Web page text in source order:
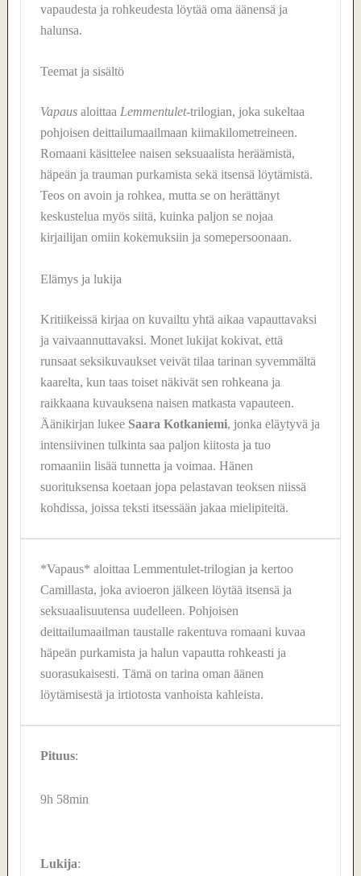
vapaudesta ja rohkeudesta löytää oma äänensä ja
halunsa.
Teemat ja sisältö
Vapausaloittaa Lemmentulet-trilogian, joka sukeltaa
pohjoisen deittailumaailmaan kiimakilometreineen.
Romaani käsittelee naisen seksuaalista heräämistä,
häpeän ja trauman purkamista sekä itsensä löytämistä.
Teos on avoin ja rohkea, mutta se on herättänyt
keskustelua myös siitä, kuinka paljon se nojaa
kirjailijan omiin kokemuksiin ja somepersoonaan.
Elämys ja lukija
Kritiikeissä kirjaa on kuvailtu yhtä aikaa vapauttavaksi
ja vaivaannuttavaksi. Monet lukijat kokivat, että
runsaat seksikuvaukset veivät tilaa tarinan syvemmältä
kaarelta, kun taas toiset näkivät sen rohkeana ja
raikkaana kuvauksena naisen matkasta vapauteen.
Äänikirjan lukee Saara Kotkaniemi, jonka eläytyvä ja
intensiivinen tulkinta saa paljon kiitosta ja tuo
romaaniin lisää tunnetta ja voimaa. Hänen
suorituksensa koetaan jopa pelastavan teoksen niissä
kohdissa, joissa teksti itsessään jakaa mielipiteitä.
*Vapaus* aloittaa Lemmentulet-trilogian ja kertoo
Camillasta, joka avioeron jälkeen löytää itsensä ja
seksuaalisuutensa uudelleen. Pohjoisen
deittailumaailman taustalle rakentuva romaani kuvaa
häpeän purkamista ja halun vapautta rohkeasti ja
suorasukaisesti. Tämä on tarina oman äänen
löytämisestä ja irtiotosta vanhoista kahleista.
Pituus:
9h 58min
Lukija: